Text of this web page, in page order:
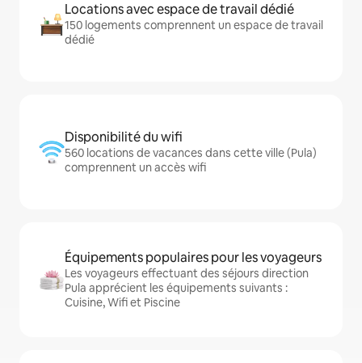
Locations avec espace de travail dédié
150 logements comprennent un espace de travail
dédié
Disponibilité du wifi
560 locations de vacances dans cette ville (Pula)
comprennent un accès wifi
Équipements populaires pour les voyageurs
Les voyageurs effectuant des séjours direction
Pula apprécient les équipements suivants :
Cuisine, Wifi et Piscine